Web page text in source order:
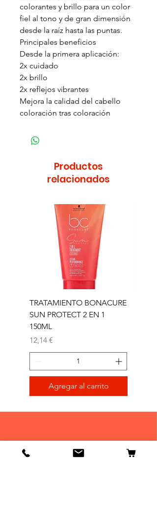
colorantes y brillo para un color
fiel al tono y de gran dimensión
desde la raíz hasta las puntas.
Principales beneficios
Desde la primera aplicación:
2x cuidado
2x brillo
2x reflejos vibrantes
Mejora la calidad del cabello
coloración tras coloración
Productos
relacionados
TRATAMIENTO BONACURE
SUN PROTECT 2 EN 1
150ML
Precio
12,14 €
Agregar al carrito
Tienda